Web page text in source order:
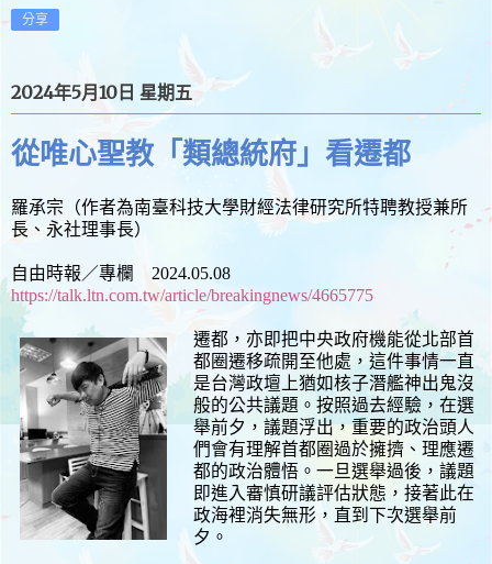
分享
2024年5月10日 星期五
從唯心聖教「類總統府」看遷都
羅承宗（作者為南臺科技大學財經法律研究所特聘教授兼所
長、永社理事長）
自由時報／專欄 2024.05.08
https://talk.ltn.com.tw/article/breakingnews/4665775
遷都，亦即把中央政府機能從北部首
都圈遷移疏開至他處，這件事情一直
是台灣政壇上猶如核子潛艦神出鬼沒
般的公共議題。按照過去經驗，在選
舉前夕，議題浮出，重要的政治頭人
們會有理解首都圈過於擁擠、理應遷
都的政治體悟。一旦選舉過後，議題
即進入審慎研議評估狀態，接著此在
政海裡消失無形，直到下次選舉前
夕。